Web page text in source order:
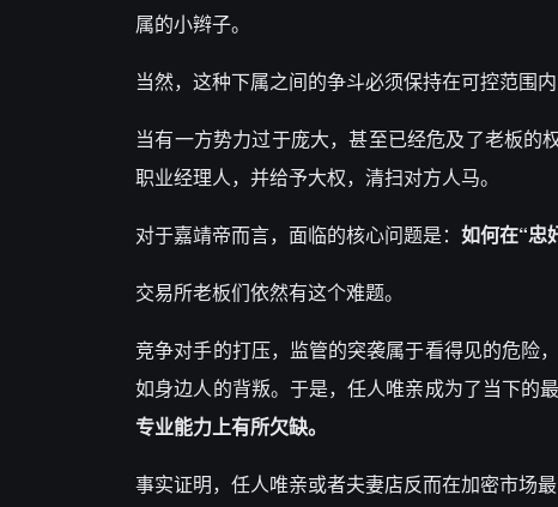
属的小辫子。
当然，这种下属之间的争斗必须保持在可控范围
当有一方势力过于庞大，甚至已经危及了老板的
职业经理人，并给予大权，清扫对方人马。
对于嘉靖帝而言，面临的核心问题是：如何在“忠
交易所老板们依然有这个难题。
竞争对手的打压，监管的突袭属于看得见的危险
如身边人的背叛。于是，任人唯亲成为了当下
专业能力上有所欠缺。
事实证明，任人唯亲或者夫妻店反而在加密市场最